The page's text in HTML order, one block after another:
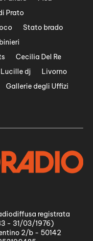
Prato
Stato brado
Cecilia Del Re
Lucille dj
Livorno
Gallerie degli Uffizi
registrata
- 31/03/1976)
2/b - 50142